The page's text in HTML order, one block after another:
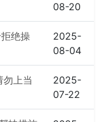
08-20
绝操
2025-
08-04
勿上当
2025-
07-22